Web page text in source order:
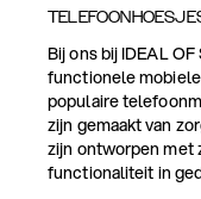
Bij ons bij IDEAL
functionele
populaire
zijn gemaakt van
zijn ontworpen met
functionaliteit in